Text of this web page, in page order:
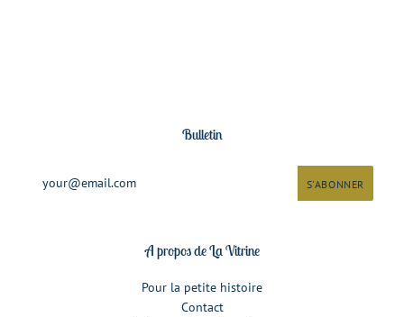
Bulletin
A propos de La Vitrine
Pour la petite histoire
Contact